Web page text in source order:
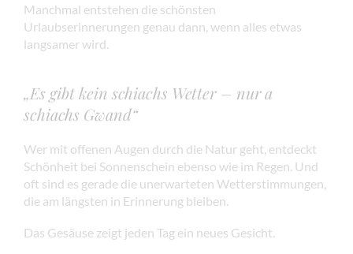
Manchmal entstehen die schönsten
Urlaubserinnerungen genau dann, wenn alles etwas
langsamer wird.
„Es gibt kein schiachs Wetter – nur a
schiachs Gwand“
Wer mit offenen Augen durch die Natur geht, entdeckt
Schönheit bei Sonnenschein ebenso wie im Regen. Und
oft sind es gerade die unerwarteten Wetterstimmungen,
die am längsten in Erinnerung bleiben.
Das Gesäuse zeigt jeden Tag ein neues Gesicht.